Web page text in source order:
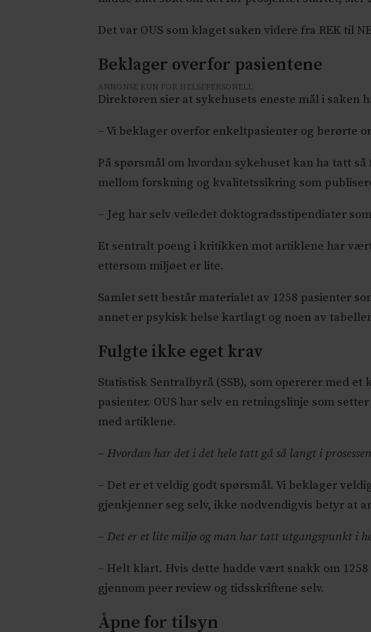
Det var OUS som klaget saken videre fra REK til
Beklager overfor pasientene
ANNONSE KUN FOR HELSEPERSONELL
Direktøren sier at sykehusets eneste mål i saken
– Vi beklager overfor enkeltpasienter og berørte
På spørsmål om hvordan sykehuset kan ha tatt
mellom forskning og kvalitetssikring som
– Jeg har selv veiledet doktogradsstipendiater
Et sentralt poeng i kritikken mot artiklene har
ettersom miljøet er lite.
Samlet sett består materialet av 1258 pasienter
annet er psykisk helse kartlagt og noen av
Fulgte ikke eget krav
Statistisk Sentralbyrå (SSB), som opererer med
pasienter. OUS har selv en retningslinje som
med artiklene.
– Hvordan har det i det hele tatt gå så langt i
– Det er et veldig godt spørsmål. Vi beklager
gjenkjenner seg selv, ikke nødvendigvis betyr at
– Det er et lite miljø og man har tatt utgangspunkt i
– Helt klart. Hvis dette hadde vært snakk om
gjennom peer review og tidsskriftene selv.
Åpne for tilsyn